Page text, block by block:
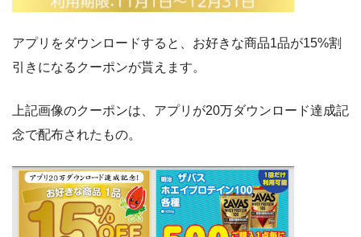
アプリをダウンロードすると、お好きな商品1品が15%割
引きになるクーポンが貰えます。
上記画像のクーポンは、アプリが20万ダウンロード達成記
念で配布されたもの。